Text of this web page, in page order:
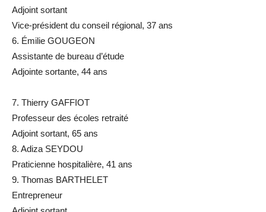
Adjoint sortant
Vice-président du conseil régional, 37 ans
6. Émilie GOUGEON
Assistante de bureau d’étude
Adjointe sortante, 44 ans
7. Thierry GAFFIOT
Professeur des écoles retraité
Adjoint sortant, 65 ans
8. Adiza SEYDOU
Praticienne hospitalière, 41 ans
9. Thomas BARTHELET
Entrepreneur